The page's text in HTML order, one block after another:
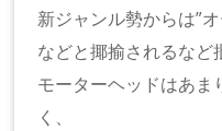
新ジャンル勢からは”
などと揶揄されるなど
モーターヘッドはあま
く、